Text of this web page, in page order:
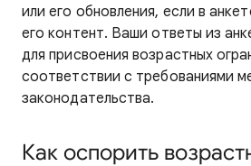
или его обновления, если в
его контент. Ваши ответы из
для присвоения возрастных
соответствии с требованиями
законодательства.
Как оспорить